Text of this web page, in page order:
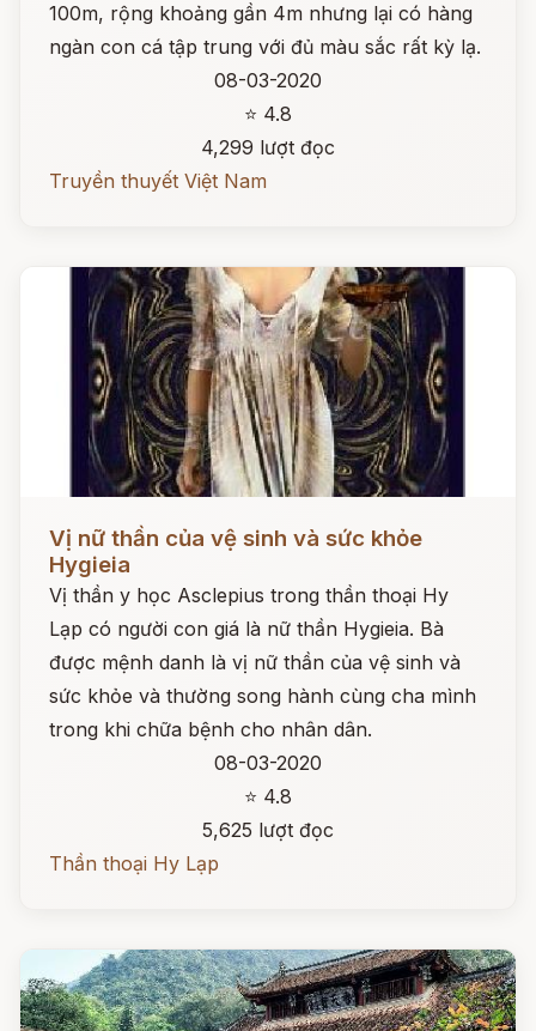
100m, rộng khoảng gần 4m nhưng lại có hàng
ngàn con cá tập trung với đủ màu sắc rất kỳ lạ.
08-03-2020
⭐ 4.8
4,299 lượt đọc
Truyền thuyết Việt Nam
Vị nữ thần của vệ sinh và sức khỏe
Hygieia
Vị thần y học Asclepius trong thần thoại Hy
Lạp có người con giá là nữ thần Hygieia. Bà
được mệnh danh là vị nữ thần của vệ sinh và
sức khỏe và thường song hành cùng cha mình
trong khi chữa bệnh cho nhân dân.
08-03-2020
⭐ 4.8
5,625 lượt đọc
Thần thoại Hy Lạp